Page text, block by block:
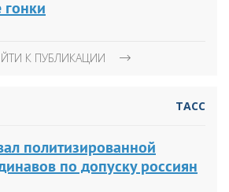
К ПУБЛИКАЦИИ
ТАСС
политизированной
по допуску россиян